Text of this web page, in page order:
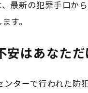
最新の犯罪手口か
す。
安はあなた
ターで行われた